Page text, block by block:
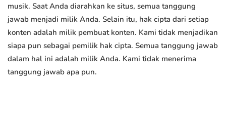
musik. Saat Anda diarahkan ke situs, semua tanggung
jawab menjadi milik Anda. Selain itu, hak cipta dari setiap
konten adalah milik pembuat konten. Kami tidak menjadikan
siapa pun sebagai pemilik hak cipta. Semua tanggung jawab
dalam hal ini adalah milik Anda. Kami tidak menerima
tanggung jawab apa pun.